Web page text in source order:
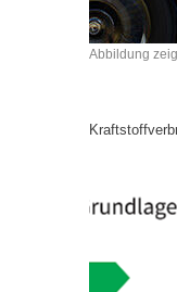
Abbildung